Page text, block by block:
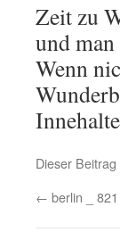
Zeit zu
und
Wenn
Dieser
← berlin _